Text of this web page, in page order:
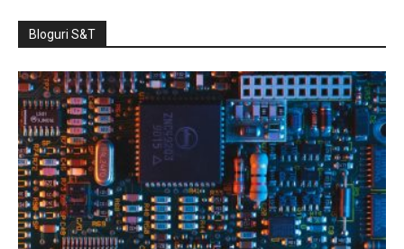
Bloguri S&T